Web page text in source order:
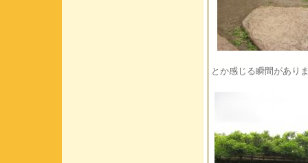
とか感じる瞬間があり